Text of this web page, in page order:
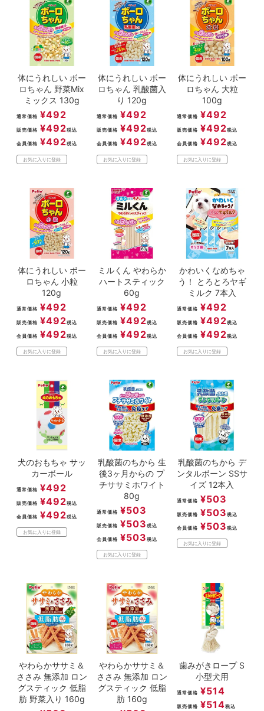
体にうれしい ボー
ロちゃん 野菜Mix
ミックス 130g
通常価格 ¥492
販売価格 ¥492税込
会員価格 ¥492税込
お気に入りに登録
体にうれしい ボー
ロちゃん 乳酸菌入
り 120g
通常価格 ¥492
販売価格 ¥492税込
会員価格 ¥492税込
お気に入りに登録
体にうれしい ボー
ロちゃん 大粒
100g
通常価格 ¥492
販売価格 ¥492税込
会員価格 ¥492税込
お気に入りに登録
体にうれしい ボー
ロちゃん 小粒
120g
通常価格 ¥492
販売価格 ¥492税込
会員価格 ¥492税込
お気に入りに登録
ミルくん やわらか
ハートスティック
60g
通常価格 ¥492
販売価格 ¥492税込
会員価格 ¥492税込
お気に入りに登録
かわいくなめちゃ
う！ とろとろヤギ
ミルク 7本入
通常価格 ¥492
販売価格 ¥492税込
会員価格 ¥492税込
お気に入りに登録
犬のおもちゃ サッ
カーボール
通常価格 ¥492
販売価格 ¥492税込
会員価格 ¥492税込
お気に入りに登録
乳酸菌のちから 生
後3ヶ月からの プ
チササミホワイト
80g
通常価格 ¥503
販売価格 ¥503 税込
会員価格 ¥503 税込
お気に入りに登録
乳酸菌のちから デ
ンタルボーン SSサ
イズ 12本入
通常価格 ¥503
販売価格 ¥503 税込
会員価格 ¥503 税込
お気に入りに登録
やわらかササミ＆
ささみ 無添加 ロン
グスティック 低脂
肪 野菜入り 160g
やわらかササミ＆
ささみ 無添加 ロン
グスティック 低脂
肪 160g
歯みがきロープ S
小型犬用
通常価格 ¥514
販売価格 ¥514税込